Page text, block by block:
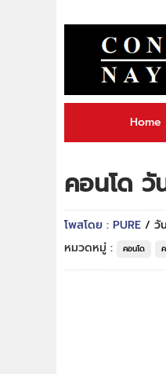
Home
คอนโด
โพสโดย : PURE / วั
หมวดหมู่ :
คอนโด